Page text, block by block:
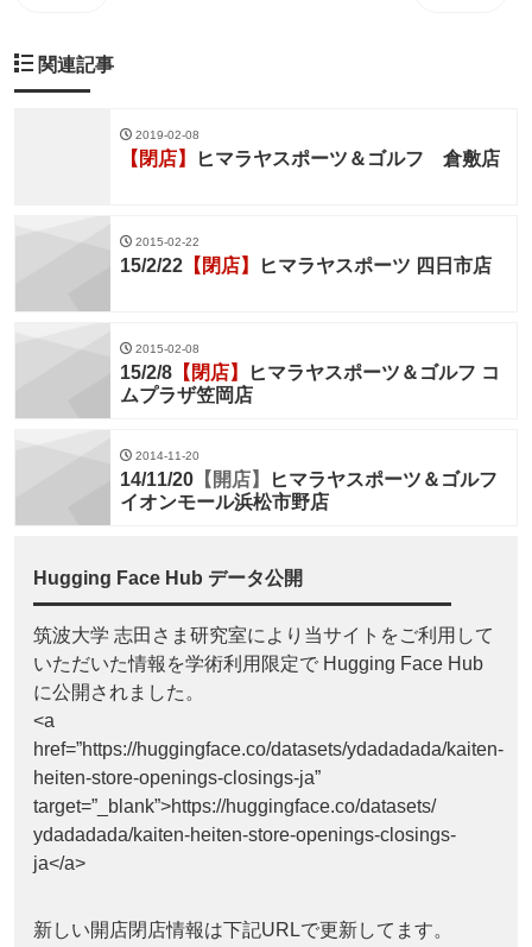
関連記事
2019-02-08
【閉店】 ヒマラヤスポーツ＆ゴルフ 倉敷店
2015-02-22
15/2/22 【閉店】 ヒマラヤスポーツ 四日市店
2015-02-08
15/2/8 【閉店】
ヒマラヤスポーツ＆ゴルフ コ
ムプラザ笠岡店
2014-11-20
14/11/20 【開店】
ヒマラヤスポーツ＆ゴルフ
イオンモール浜松市野店
Hugging Face Hub データ公開
筑波大学 志田さま研究室により当サイトをご利用して
いただいた情報を学術利用限定で Hugging Face Hub
に公開されました。
<a
href=”https://huggingface.co/datasets/ydadadada/kaiten-
heiten-store-openings-closings-ja”
target=”_blank”>https://huggingface.co/datasets/
ydadadada/kaiten-heiten-store-openings-closings-
ja</a>
新しい開店閉店情報は下記URLで更新してます。